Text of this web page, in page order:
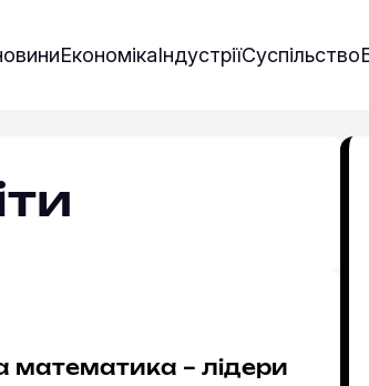
ЕкономікаІндустріїСуспільство
математика – лідери